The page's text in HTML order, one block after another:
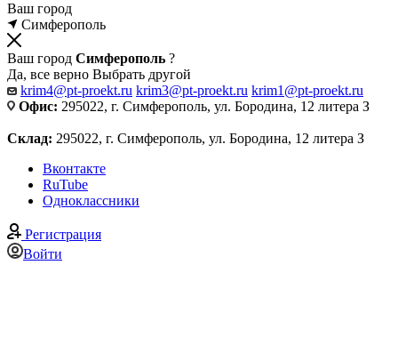
Ваш город
Симферополь
Ваш город Симферополь ?
Да, все верно Выбрать другой
krim4@pt-proekt.ru krim3@pt-proekt.ru krim1@pt-proekt.ru
Офис: 295022, г. Симферополь, ул. Бородина, 12 литера З
Склад: 295022, г. Симферополь, ул. Бородина, 12 литера З
Вконтакте
RuTube
Одноклассники
Регистрация
Войти